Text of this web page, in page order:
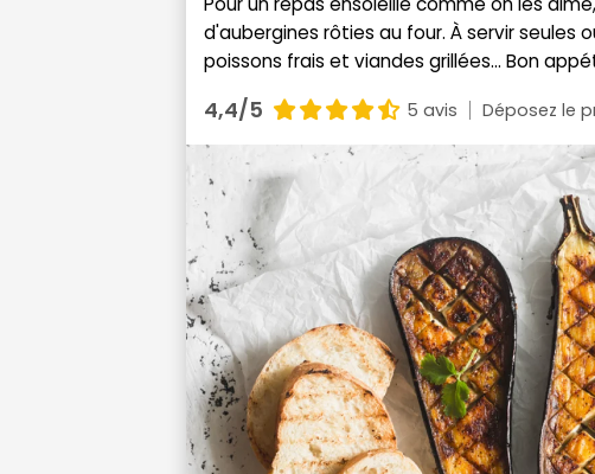
d'aubergines rôties au four. À servir
poissons frais et viandes grillées... Bon
4,4/5 5 avis Déposez le